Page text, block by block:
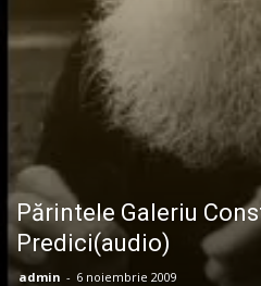
Părintele Galeriu
Predici(audio)
admin - 6 noiembrie 2009